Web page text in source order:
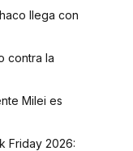
llega con
contra la
Milei es
Friday 2026: